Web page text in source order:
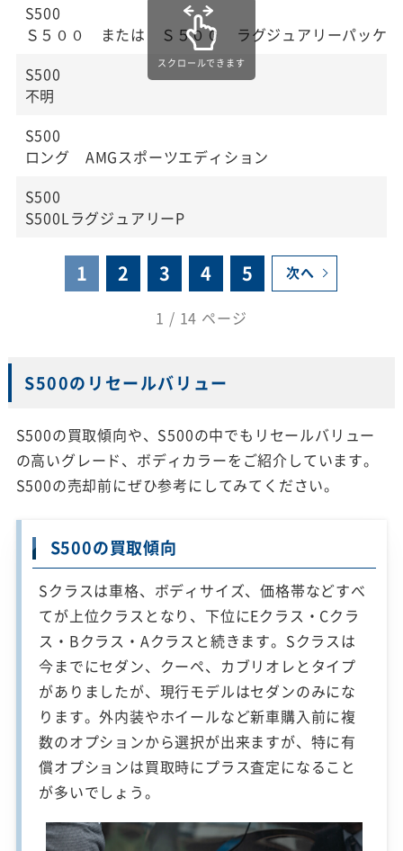
S500
Ｓ５００ または Ｓ５００ ラグジュアリーパッケ
S500
不明
S500
ロング AMGスポーツエディション
S500
S500LラグジュアリーP
1 2 3 4 5 次へ
1 / 14 ページ
S500のリセールバリュー
S500の買取傾向や、S500の中でもリセールバリュー
の高いグレード、ボディカラーをご紹介しています。
S500の売却前にぜひ参考にしてみてください。
S500の買取傾向
Sクラスは車格、ボディサイズ、価格帯などすべ
てが上位クラスとなり、下位にEクラス・Cクラ
ス・Bクラス・Aクラスと続きます。Sクラスは
今までにセダン、クーペ、カブリオレとタイプ
がありましたが、現行モデルはセダンのみにな
ります。外内装やホイールなど新車購入前に複
数のオプションから選択が出来ますが、特に有
償オプションは買取時にプラス査定になること
が多いでしょう。